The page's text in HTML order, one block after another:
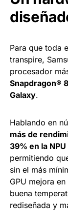
Para que toda
transpire,
procesador
Snapdragon®
Galaxy.
Hablando en
más de
39% en la NPU
permitiendo
sin el más
GPU mejora
buena
rediseñada y